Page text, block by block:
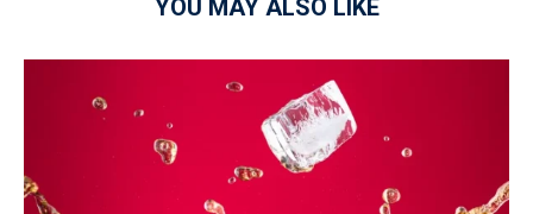
YOU MAY ALSO LIKE